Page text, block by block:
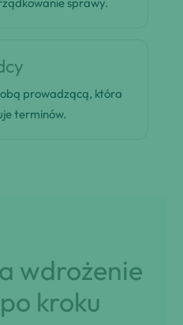
prowadzącą, która
terminów.
wdrożenie
kroku